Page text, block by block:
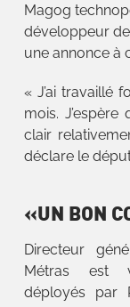
Magog
développeur
une annonce à
« J’ai travaillé
mois.
clair
déclare le
«UN BON
Directeur
Métras est
déployés par